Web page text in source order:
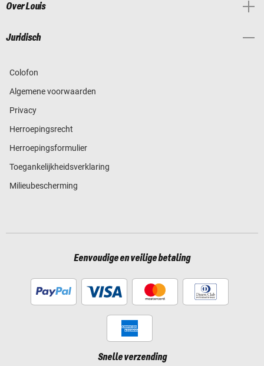
Over Louis
Juridisch
Colofon
Algemene voorwaarden
Privacy
Herroepingsrecht
Herroepingsformulier
Toegankelijkheidsverklaring
Milieubescherming
Eenvoudige en veilige betaling
Snelle verzending